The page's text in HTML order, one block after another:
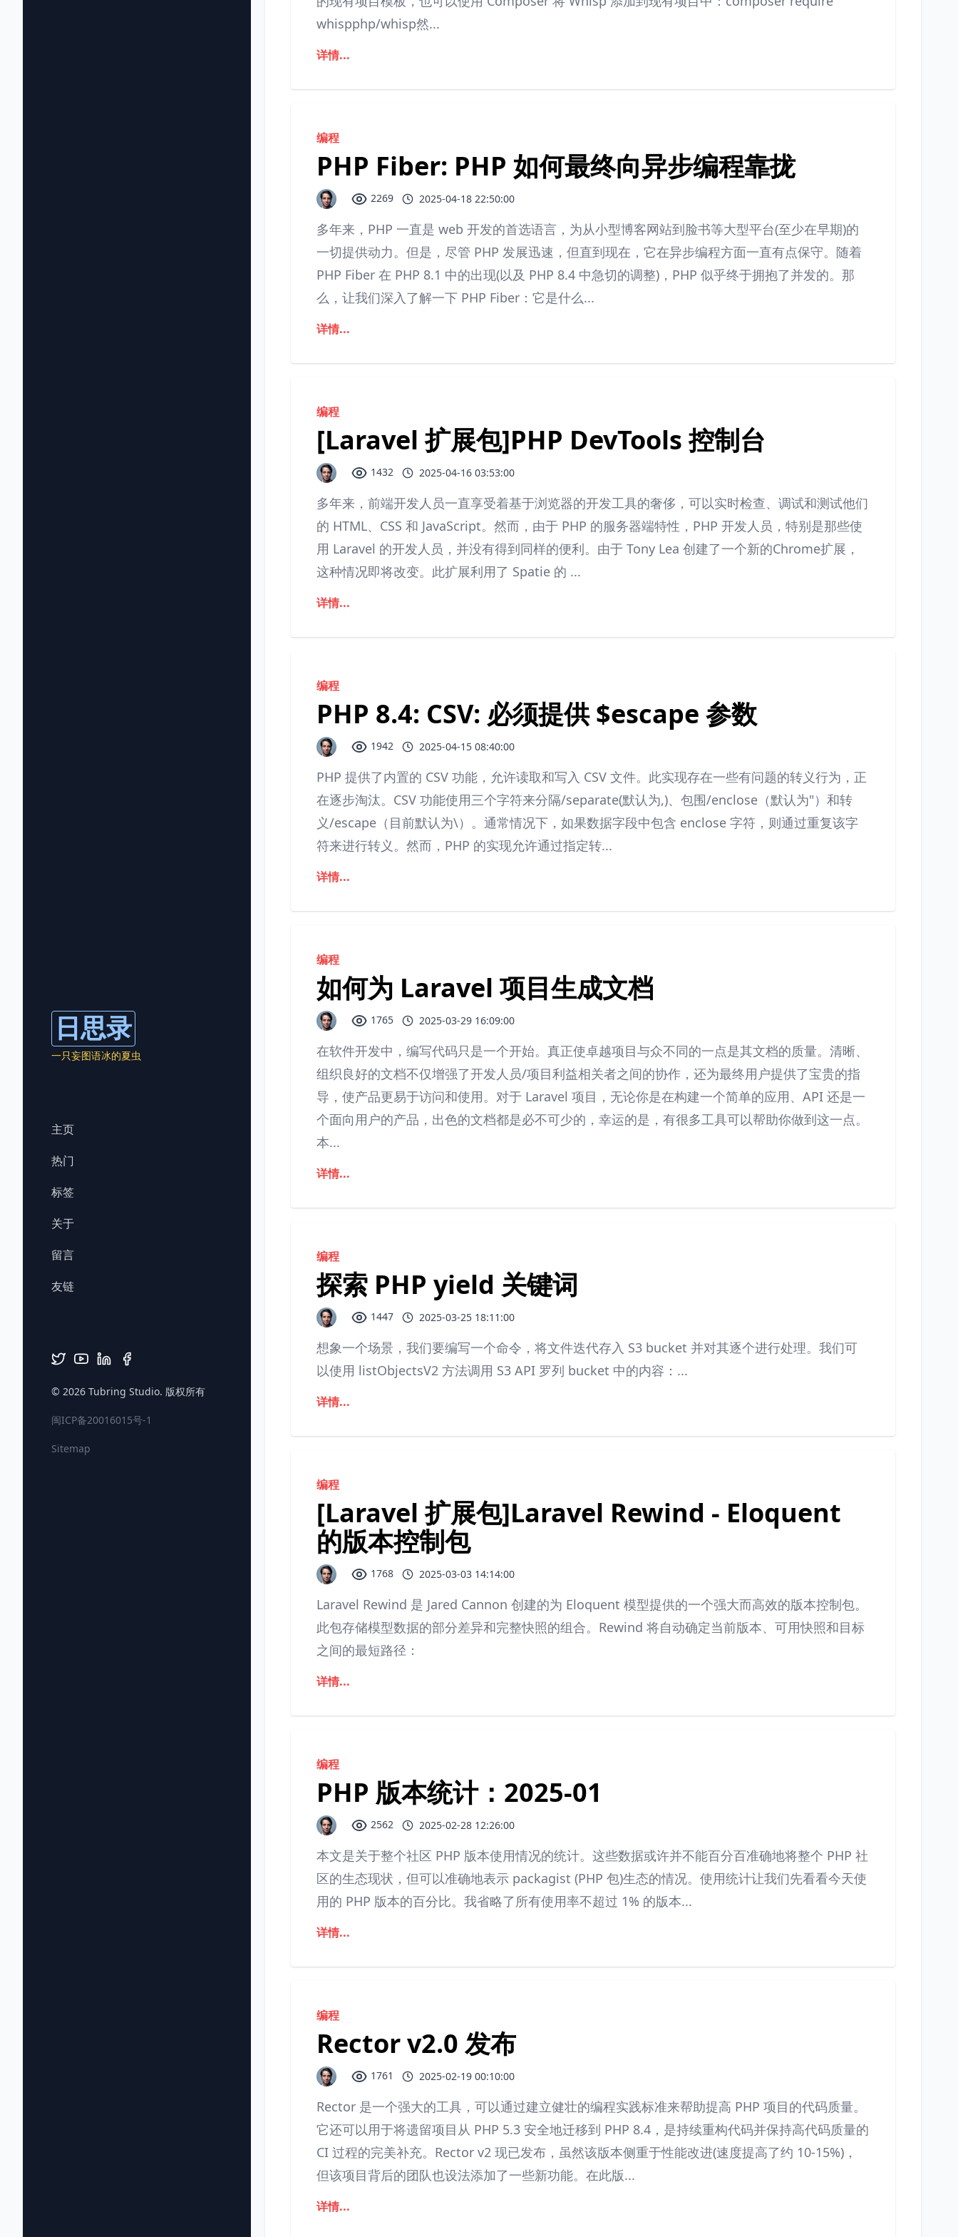
日思录
一只妄图语冰的夏虫
主页
热门
标签
关于
留言
友链
© 2026 Tubring Studio. 版权所有
闽ICP备20016015号-1
Sitemap
whispphp/whisp然...
详情...
编程
PHP Fiber: PHP 如何最终向异步编程靠拢
2269 2025-04-18 22:50:00
多年来，PHP 一直是 web 开发的首选语言，为从小型博客网站到脸书等大型平台(至少在早期)的
一切提供动力。但是，尽管 PHP 发展迅速，但直到现在，它在异步编程方面一直有点保守。随着
PHP Fiber 在 PHP 8.1 中的出现(以及 PHP 8.4 中急切的调整)，PHP 似乎终于拥抱了并发的。那
么，让我们深入了解一下 PHP Fiber：它是什么...
详情...
编程
[Laravel 扩展包]PHP DevTools 控制台
1432 2025-04-16 03:53:00
多年来，前端开发人员一直享受着基于浏览器的开发工具的奢侈，可以实时检查、调试和测试他们
的 HTML、CSS 和 JavaScript。然而，由于 PHP 的服务器端特性，PHP 开发人员，特别是那些使
用 Laravel 的开发人员，并没有得到同样的便利。由于 Tony Lea 创建了一个新的Chrome扩展，
这种情况即将改变。此扩展利用了 Spatie 的 ...
详情...
编程
PHP 8.4: CSV: 必须提供 $escape 参数
1942 2025-04-15 08:40:00
PHP 提供了内置的 CSV 功能，允许读取和写入 CSV 文件。此实现存在一些有问题的转义行为，正
在逐步淘汰。CSV 功能使用三个字符来分隔/separate(默认为,)、包围/enclose（默认为"）和转
义/escape（目前默认为\）。通常情况下，如果数据字段中包含 enclose 字符，则通过重复该字
符来进行转义。然而，PHP 的实现允许通过指定转...
详情...
编程
如何为 Laravel 项目生成文档
1765 2025-03-29 16:09:00
在软件开发中，编写代码只是一个开始。真正使卓越项目与众不同的一点是其文档的质量。清晰、
组织良好的文档不仅增强了开发人员/项目利益相关者之间的协作，还为最终用户提供了宝贵的指
导，使产品更易于访问和使用。对于 Laravel 项目，无论你是在构建一个简单的应用、API 还是一
个面向用户的产品，出色的文档都是必不可少的，幸运的是，有很多工具可以帮助你做到这一点。
本...
详情...
编程
探索 PHP yield 关键词
1447 2025-03-25 18:11:00
想象一个场景，我们要编写一个命令，将文件迭代存入 S3 bucket 并对其逐个进行处理。我们可
以使用 listObjectsV2 方法调用 S3 API 罗列 bucket 中的内容：...
详情...
编程
[Laravel 扩展包]Laravel Rewind - Eloquent
的版本控制包
1768 2025-03-03 14:14:00
Laravel Rewind 是 Jared Cannon 创建的为 Eloquent 模型提供的一个强大而高效的版本控制包。
此包存储模型数据的部分差异和完整快照的组合。Rewind 将自动确定当前版本、可用快照和目标
之间的最短路径：
详情...
编程
PHP 版本统计：2025-01
2562 2025-02-28 12:26:00
本文是关于整个社区 PHP 版本使用情况的统计。这些数据或许并不能百分百准确地将整个 PHP 社
区的生态现状，但可以准确地表示 packagist (PHP 包)生态的情况。使用统计让我们先看看今天使
用的 PHP 版本的百分比。我省略了所有使用率不超过 1% 的版本...
详情...
编程
Rector v2.0 发布
1761 2025-02-19 00:10:00
Rector 是一个强大的工具，可以通过建立健壮的编程实践标准来帮助提高 PHP 项目的代码质量。
它还可以用于将遗留项目从 PHP 5.3 安全地迁移到 PHP 8.4，是持续重构代码并保持高代码质量的
CI 过程的完美补充。Rector v2 现已发布，虽然该版本侧重于性能改进(速度提高了约 10-15%)，
但该项目背后的团队也设法添加了一些新功能。在此版...
详情...